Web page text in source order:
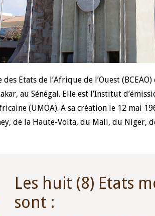
des Etats de l’Afrique de l’Ouest
au Sénégal. Elle est l’Institut
(UMOA). A sa création le 12 mai
de la Haute-Volta, du Mali, du Niger,
Les huit (8) Etats
sont :
de
du 4
Président
22 juillet 2026
Mot introductif du
Claude Kassi BROU lors de
de présentation du rapport